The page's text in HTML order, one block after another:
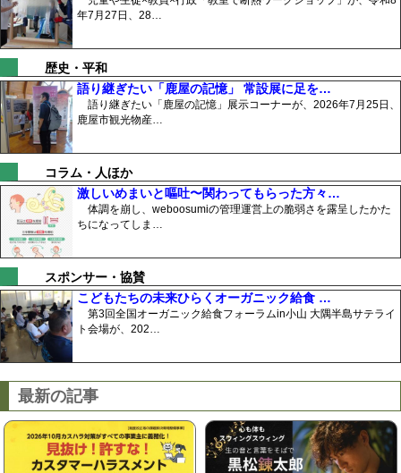
年7月27日、28…
歴史・平和
語り継ぎたい「鹿屋の記憶」 常設展に足を…
語り継ぎたい「鹿屋の記憶」展示コーナーが、2026年7月25日、
鹿屋市観光物産…
コラム・人ほか
激しいめまいと嘔吐〜関わってもらった方々…
体調を崩し、weboosumiの管理運営上の脆弱さを露呈したかた
ちになってしま…
スポンサー・協賛
こどもたちの未来ひらくオーガニック給食 …
第3回全国オーガニック給食フォーラムin小山 大隅半島サテライ
ト会場が、202…
最新の記事